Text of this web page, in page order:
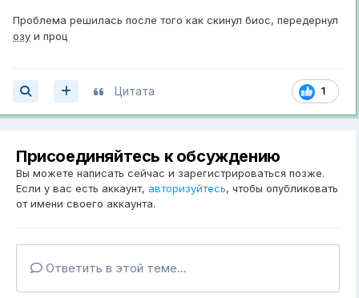
Проблема решилась после того как скинул биос, передернул
озу и проц
1
Цитата
Присоединяйтесь к обсуждению
Вы можете написать сейчас и зарегистрироваться позже.
Если у вас есть аккаунт, авторизуйтесь, чтобы опубликовать
от имени своего аккаунта.
Ответить в этой теме...